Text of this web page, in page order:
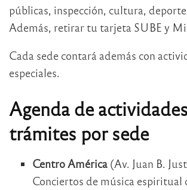
públicas, inspección, cultura,
Además, retirar tu tarjeta SUBE y
Cada sede contará además con
especiales.
Agenda de
trámites por sede
Centro América (Av. Juan B.
Conciertos de música espiritual